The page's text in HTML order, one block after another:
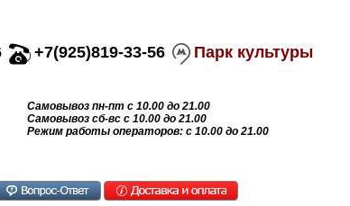
+7(925)819-33-56 Парк культуры
Самовывоз пн-пт с 10.00 до 21.00
Самовывоз сб-вс с 10.00 до 21.00
Режим работы операторов: с 10.00 до 21.00